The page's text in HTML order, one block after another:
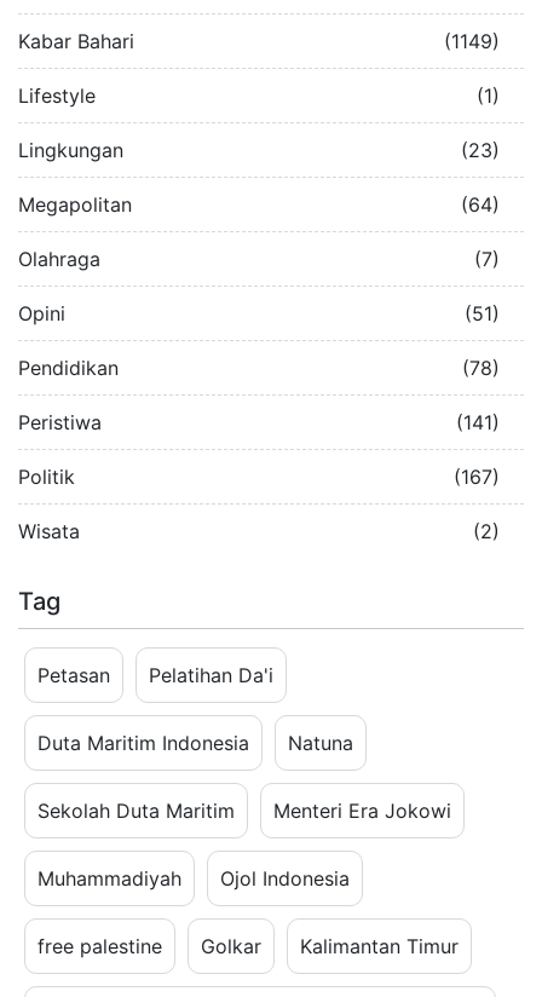
Kabar Bahari (1149)
Lifestyle (1)
Lingkungan (23)
Megapolitan (64)
Olahraga (7)
Opini (51)
Pendidikan (78)
Peristiwa (141)
Politik (167)
Wisata (2)
Tag
Petasan Pelatihan Da'i
Duta Maritim Indonesia Natuna
Sekolah Duta Maritim Menteri Era Jokowi
Muhammadiyah Ojol Indonesia
free palestine Golkar Kalimantan Timur